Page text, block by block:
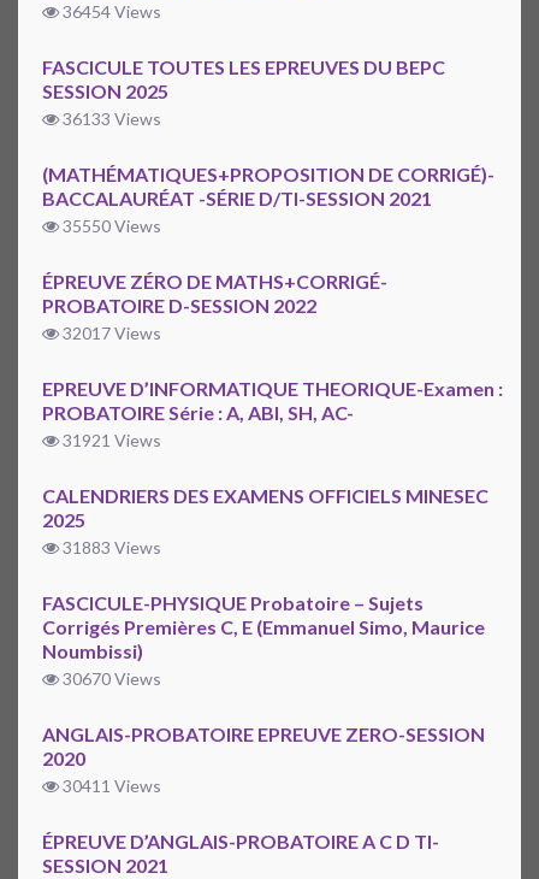
36454 Views
FASCICULE TOUTES LES EPREUVES DU BEPC
SESSION 2025
36133 Views
(MATHÉMATIQUES+PROPOSITION DE CORRIGÉ)-
BACCALAURÉAT -SÉRIE D/TI-SESSION 2021
35550 Views
ÉPREUVE ZÉRO DE MATHS+CORRIGÉ-
PROBATOIRE D-SESSION 2022
32017 Views
EPREUVE D’INFORMATIQUE THEORIQUE-Examen :
PROBATOIRE Série : A, ABI, SH, AC-
31921 Views
CALENDRIERS DES EXAMENS OFFICIELS MINESEC
2025
31883 Views
FASCICULE-PHYSIQUE Probatoire – Sujets
Corrigés Premières C, E (Emmanuel Simo, Maurice
Noumbissi)
30670 Views
ANGLAIS-PROBATOIRE EPREUVE ZERO-SESSION
2020
30411 Views
ÉPREUVE D’ANGLAIS-PROBATOIRE A C D TI-
SESSION 2021